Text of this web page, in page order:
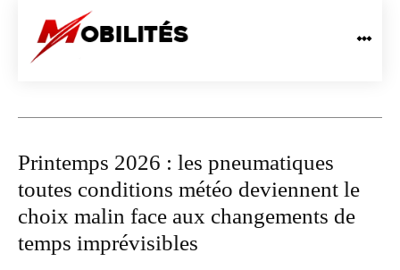
Printemps 2026 : les pneumatiques
toutes conditions météo deviennent le
choix malin face aux changements de
temps imprévisibles